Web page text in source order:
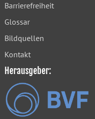
Barrierefreiheit
Glossar
Bildquellen
Kontakt
Herausgeber: